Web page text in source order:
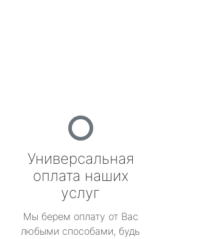
Универсальная
оплата наших
услуг
Мы берем оплату от Вас
любыми способами, будь